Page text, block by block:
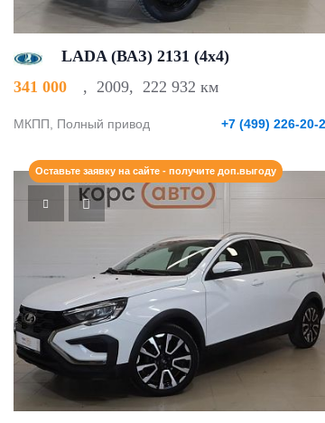
LADA (ВАЗ) 2131 (4x4)
341 000
, 2009, 222 932 км
МКПП, Полный привод +7 (499) 226-20-
Оставьте заявку на сайте - получите доп.выгоду